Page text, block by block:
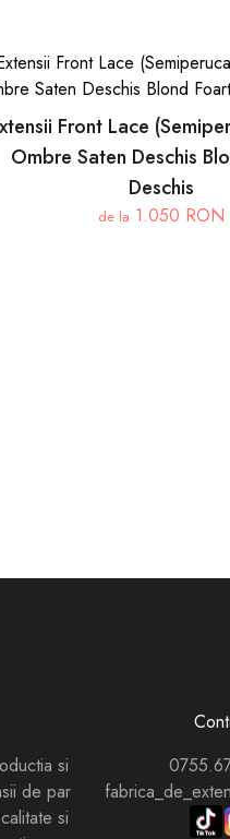
Front Lace
Ombre Saten Deschis
Deschis
de la 1.050 RON
si
de par
si